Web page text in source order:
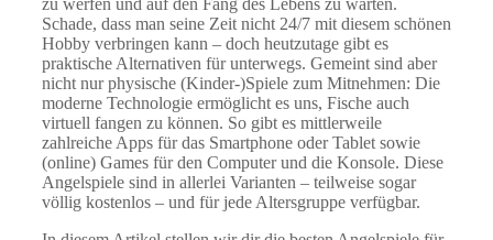
Schade, dass man seine Zeit nicht 24/7 mit diesem schönen
Hobby verbringen kann – doch heutzutage gibt es
praktische Alternativen für unterwegs. Gemeint sind aber
nicht nur physische (Kinder-)Spiele zum Mitnehmen: Die
moderne Technologie ermöglicht es uns, Fische auch
virtuell fangen zu können. So gibt es mittlerweile
zahlreiche Apps für das Smartphone oder Tablet sowie
(online) Games für den Computer und die Konsole. Diese
Angelspiele sind in allerlei Varianten – teilweise sogar
völlig kostenlos – und für jede Altersgruppe verfügbar.